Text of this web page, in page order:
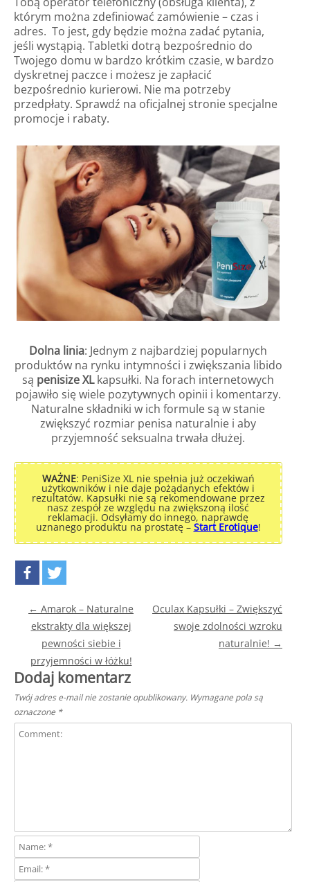
którym można zdefiniować zamówienie – czas i
adres. To jest, gdy będzie można zadać pytania,
jeśli wystąpią. Tabletki dotrą bezpośrednio do
Twojego domu w bardzo krótkim czasie, w bardzo
dyskretnej paczce i możesz je zapłacić
bezpośrednio kurierowi. Nie ma potrzeby
przedpłaty. Sprawdź na oficjalnej stronie specjalne
promocje i rabaty.
Dolna linia: Jednym z najbardziej popularnych
produktów na rynku intymności i zwiększania libido
są penisize XLkapsułki. Na forach internetowych
pojawiło się wiele pozytywnych opinii i komentarzy.
Naturalne składniki w ich formule są w stanie
zwiększyć rozmiar penisa naturalnie i aby
przyjemność seksualna trwała dłużej.
WAŻNE: PeniSize XL nie spełnia już oczekiwań
użytkowników i nie daje pożądanych efektów i
rezultatów. Kapsułki nie są rekomendowane przez
nasz zespół ze względu na zwiększoną ilość
reklamacji. Odsyłamy do innego, naprawdę
uznanego produktu na prostatę – Start Erotique!
Post navigation
← Amarok – Naturalne
ekstrakty dla większej
pewności siebie i
przyjemności w łóżku!
Oculax Kapsułki – Zwiększyć
swoje zdolności wzroku
naturalnie! →
Dodaj komentarz
Twój adres e-mail nie zostanie opublikowany. Wymagane pola są
oznaczone *